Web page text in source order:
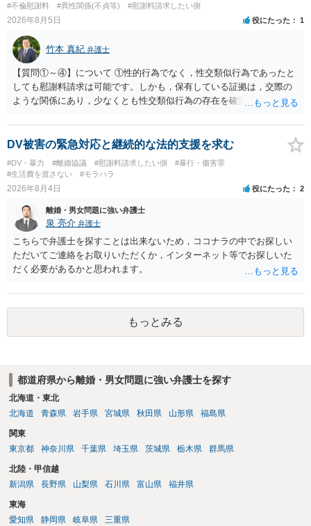
#不倫慰謝料 #異性関係(不貞等) #慰謝料請求したい側
2026年8月5日 役にたった 1
竹本 真紀 弁護士
【質問①～④】について ①性的行為でなく，性交類似行為であったと
しても慰謝料請求は可能です。しかも，保有している証拠は，交際の
ような関係にあり，少なくとも性交類似行為の存在を確実に証明でき
ことを窺わせるものです。）。ですから，慰謝料請求を進めることで
よいと思います。 ただ．慰謝料額については，婚姻破綻に至っていな
いとして，この点を考慮されることになるかもしれません。 ②夫との
今後のことを考えて書いてもらうか否かを検討するのがよいと思いま
す。今ある証拠以上のことを証明（証明力を強めることも含む）でき
う。慰謝料請求としては証拠として使えることが前提であり，その価
値と夫との関係との均衡のように思います。 ③行政書士に委任をして
いるのであれば，どのような内容の委任なのか不明ですが，その行政
書士との協議になると思います。請求するか，訴訟にするか，その点
の見極めや，相手方は性交類似行為は認めているのか，それさえも否
す。 ④性交類似行為を認めているにもかかわらず支払を拒否するので
あれば，本人（行政書士でも同じだと思います。）への対応ではあま
り変わらないように思います。減額で折り合えるなら本人様の交渉で
もよいように思いますが，ゼロかどうかの観点であれば，訴訟に進む
DV被害の緊急対応と継続的な法的支援を求む
#DV・暴力 #離婚協議 #慰謝料請求したい側
#暴行・傷害罪
#生活費を渡さない
#モラハラ
2026年8月4日 役にたった 2
離婚・男女問題に強い弁護士
泉 亮介 弁護士
こちらで弁護士を探すことは出来ないため，ココナラの中でお探しい
ただいてご連絡をお取りいただくか，インターネット等でお探しいた
だく必要があるかと思われます。
もっとみる
都道府県から離婚・男女問題に強い弁護士を探す
北海道・東北
北海道
青森県 岩手県 宮城県 秋田県 山形県 福島県
関東
東京都
神奈川県 千葉県 埼玉県 茨城県 栃木県 群馬県
北陸・甲信越
新潟県
長野県 山梨県 石川県 富山県 福井県
東海
愛知県
静岡県 岐阜県 三重県